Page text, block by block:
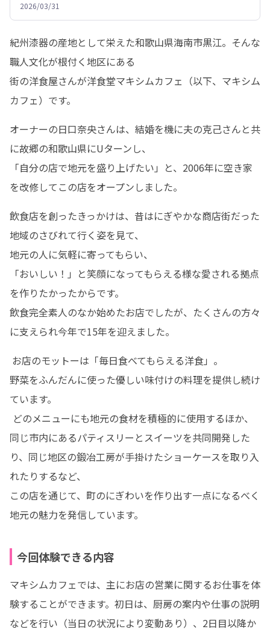
2026/03/31
紀州漆器の産地として栄えた和歌山県海南市黒江。そんな
職人文化が根付く地区にある
街の洋食屋さんが洋食堂マキシムカフェ（以下、マキシム
カフェ）です。
オーナーの日口奈央さんは、結婚を機に夫の克己さんと共
に故郷の和歌山県にUターンし、
「自分の店で地元を盛り上げたい」と、2006年に空き家
を改修してこの店をオープンしました。
飲食店を創ったきっかけは、昔はにぎやかな商店街だった
地域のさびれて行く姿を見て、
地元の人に気軽に寄ってもらい、
「おいしい！」と笑顔になってもらえる様な愛される拠点
を作りたかったからです。
飲食完全素人のなか始めたお店でしたが、たくさんの方々
に支えられ今年で15年を迎えました。
野菜をふんだんに使った優しい味付けの料理を提供し続け
ています。
同じ市内にあるパティスリーとスイーツを共同開発した
り、同じ地区の鍛冶工房が手掛けたショーケースを取り入
れたりするなど、
この店を通じて、町のにぎわいを作り出す一点になるべく
地元の魅力を発信しています。
今回体験できる内容
マキシムカフェでは、主にお店の営業に関するお仕事を体
験することができます。初日は、厨房の案内や仕事の説明
などを行い（当日の状況により変動あり）、2日目以降か